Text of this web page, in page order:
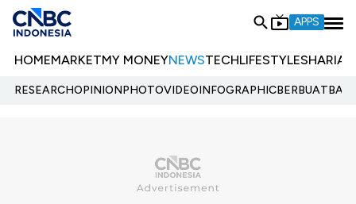
APPS
HOMEMARKETMY MONEYNEWSTECHLIFESTYLESHARIA
RESEARCHOPINIONPHOTOVIDEOINFOGRAPHIC